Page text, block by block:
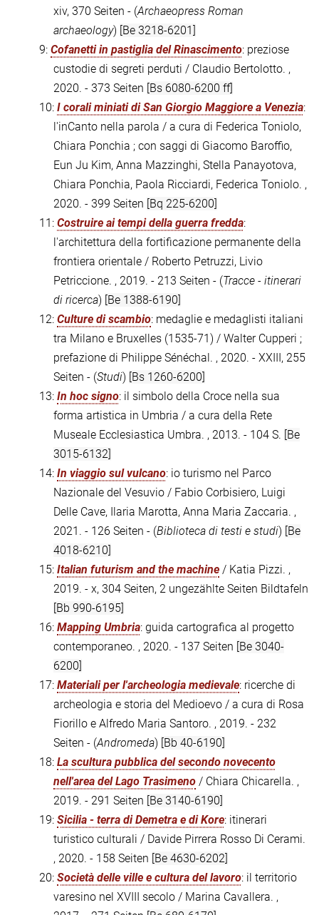
xiv, 370 Seiten - (Archaeopress Roman
archaeology) [Be 3218-6201]
9: Cofanetti in pastiglia del Rinascimento: preziose
custodie di segreti perduti / Claudio Bertolotto. ,
2020. - 373 Seiten [Bs 6080-6200 ff]
10: I corali miniati di San Giorgio Maggiore a Venezia:
l'inCanto nella parola / a cura di Federica Toniolo,
Chiara Ponchia ; con saggi di Giacomo Baroffio,
Eun Ju Kim, Anna Mazzinghi, Stella Panayotova,
Chiara Ponchia, Paola Ricciardi, Federica Toniolo. ,
2020. - 399 Seiten [Bq 225-6200]
11: Costruire ai tempi della guerra fredda:
l'architettura della fortificazione permanente della
frontiera orientale / Roberto Petruzzi, Livio
Petriccione. , 2019. - 213 Seiten - (Tracce - itinerari
di ricerca) [Be 1388-6190]
12: Culture di scambio: medaglie e medaglisti italiani
tra Milano e Bruxelles (1535-71) / Walter Cupperi ;
prefazione di Philippe Sénéchal. , 2020. - XXIII, 255
Seiten - (Studi) [Bs 1260-6200]
13: In hoc signo: il simbolo della Croce nella sua
forma artistica in Umbria / a cura della Rete
Museale Ecclesiastica Umbra. , 2013. - 104 S. [Be
3015-6132]
14: In viaggio sul vulcano: io turismo nel Parco
Nazionale del Vesuvio / Fabio Corbisiero, Luigi
Delle Cave, Ilaria Marotta, Anna Maria Zaccaria. ,
2021. - 126 Seiten - (Biblioteca di testi e studi) [Be
4018-6210]
15: Italian futurism and the machine / Katia Pizzi. ,
2019. - x, 304 Seiten, 2 ungezählte Seiten Bildtafeln
[Bb 990-6195]
16: Mapping Umbria: guida cartografica al progetto
contemporaneo. , 2020. - 137 Seiten [Be 3040-
6200]
17: Materiali per l'archeologia medievale: ricerche di
archeologia e storia del Medioevo / a cura di Rosa
Fiorillo e Alfredo Maria Santoro. , 2019. - 232
Seiten - (Andromeda) [Bb 40-6190]
18: La scultura pubblica del secondo novecento
nell'area del Lago Trasimeno / Chiara Chicarella. ,
2019. - 291 Seiten [Be 3140-6190]
19: Sicilia - terra di Demetra e di Kore: itinerari
turistico culturali / Davide Pirrera Rosso Di Cerami.
, 2020. - 158 Seiten [Be 4630-6202]
20: Società delle ville e cultura del lavoro: il territorio
varesino nel XVIII secolo / Marina Cavallera. ,